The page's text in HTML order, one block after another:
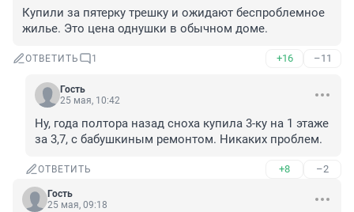
Купили за пятерку трешку и ожидают беспроблемное
жилье. Это цена однушки в обычном доме.
ОТВЕТИТЬ 1 +16 –11
Гость
25 мая, 10:42
Ну, года полтора назад сноха купила 3-ку на 1 этаже
за 3,7, с бабушкиным ремонтом. Никаких проблем.
ОТВЕТИТЬ +8 –2
Гость
25 мая, 09:18